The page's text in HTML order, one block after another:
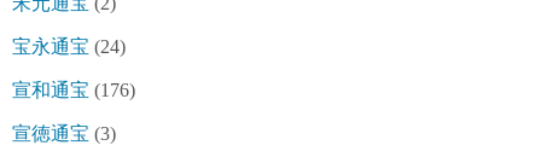
宝永通宝 (24)
宣和通宝 (176)
宣徳通宝 (3)